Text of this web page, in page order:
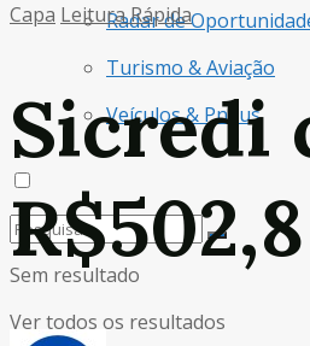
Radar de
Turismo & Aviação
Veículos & Pneus
Sem resultado
Ver todos os resultados
Capa Leitura Rápida
Sicredi